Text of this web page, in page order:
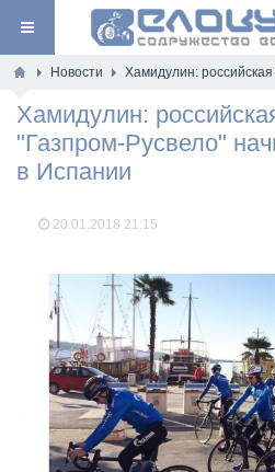
Новости Хамидулин:
Хамидулин:
"Газпром-Русвело"
в Испании
20.01.2018 21:15